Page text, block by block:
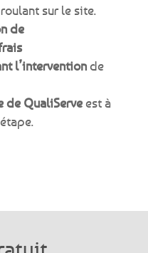
sur le site.
de
l’interventionde
de QualiServeest à